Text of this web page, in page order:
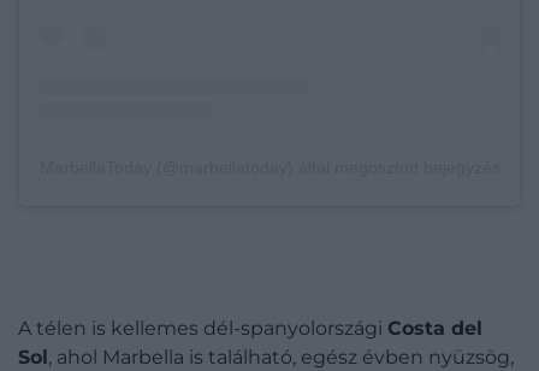
A télen is kellemes dél-spanyolországi Costa del
Sol , ahol Marbella is található, egész évben nyüzsög,